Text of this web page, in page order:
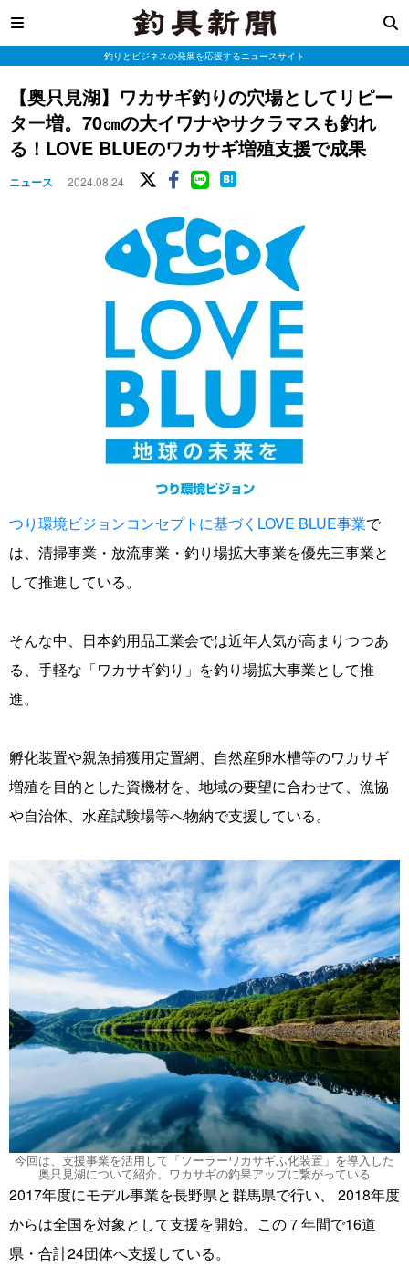
釣りとビジネスの発展を応援するニュースサイト
【奥只見湖】ワカサギ釣りの穴場としてリピー
ター増。70㎝の大イワナやサクラマスも釣れ
る！LOVE BLUEのワカサギ増殖支援で成果
ニュース 2024.08.24
つり環境ビジョンコンセプトに基づくLOVE BLUE事業で
は、清掃事業・放流事業・釣り場拡大事業を優先三事業と
して推進している。
そんな中、日本釣用品工業会では近年人気が高まりつつあ
る、手軽な「ワカサギ釣り」を釣り場拡大事業として推
進。
孵化装置や親魚捕獲用定置網、自然産卵水槽等のワカサギ
増殖を目的とした資機材を、地域の要望に合わせて、漁協
や自治体、水産試験場等へ物納で支援している。
今回は、支援事業を活用して「ソーラーワカサギふ化装置」を導入した
奥只見湖について紹介。ワカサギの釣果アップに繋がっている
2017年度にモデル事業を長野県と群馬県で行い、 2018年度
からは全国を対象として支援を開始。この７年間で16道
県・合計24団体へ支援している。